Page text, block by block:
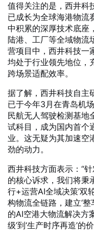
值得关注的是，西井科
已成长为全球海港物流
中积累的深厚技术底座
陆港、工厂等全域物流
营项目中，西井科技一
均处于行业领先地位，
跨场景适配效率。
据了解，西井科技自主
已于今年3月在青岛机
民航无人驾驶检测基地
试科目，成为国内首个
业。这无疑为其加速空
劲的动力。
西井科技方面表示：“
的核心诉求，我们将秉
行+运营AI全域决策’双
构物流全链路，建立‘
的AI空港大物流解决方
级’到‘生产时序再造’的